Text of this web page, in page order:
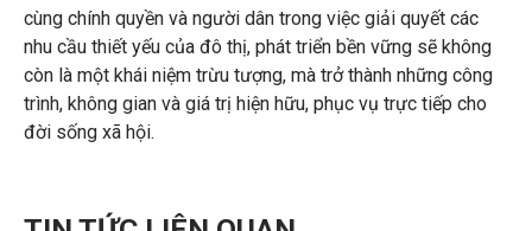
cùng chính quyền và người dân trong việc giải quyết các
nhu cầu thiết yếu của đô thị, phát triển bền vững sẽ không
còn là một khái niệm trừu tượng, mà trở thành những công
trình, không gian và giá trị hiện hữu, phục vụ trực tiếp cho
đời sống xã hội.